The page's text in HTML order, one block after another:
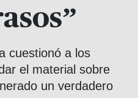
cuestionó a los
el material sobre
un verdadero